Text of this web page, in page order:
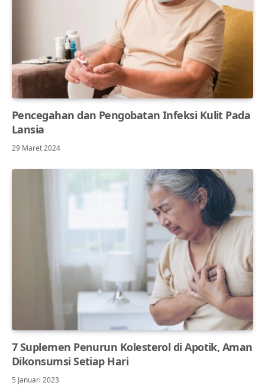
Pencegahan dan Pengobatan Infeksi Kulit Pada
Lansia
29 Maret 2024
7 Suplemen Penurun Kolesterol di Apotik, Aman
Dikonsumsi Setiap Hari
5 Januari 2023